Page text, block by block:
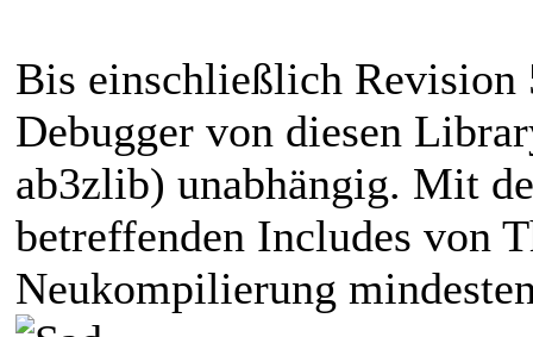
Bis einschließlich Revision
Debugger von diesen
ab3zlib) unabhängig. Mit
betreffenden Includes von
Neukompilierung